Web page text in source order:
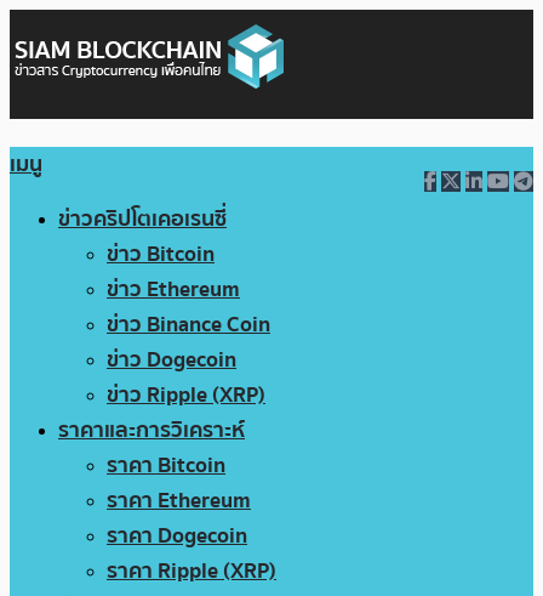
เมนู
ข่าวคริปโตเคอเรนซี่
ข่าว Bitcoin
ข่าว Ethereum
ข่าว Binance Coin
ข่าว Dogecoin
ข่าว Ripple (XRP)
ราคาและการวิเคราะห์
ราคา Bitcoin
ราคา Ethereum
ราคา Dogecoin
ราคา Ripple (XRP)